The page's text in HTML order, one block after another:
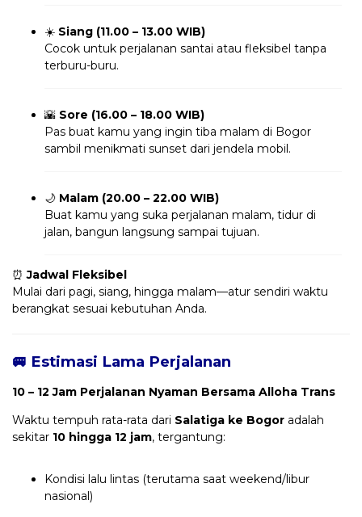
☀️ Siang (11.00 – 13.00 WIB)
Cocok untuk perjalanan santai atau fleksibel tanpa
terburu-buru.
🌇 Sore (16.00 – 18.00 WIB)
Pas buat kamu yang ingin tiba malam di Bogor
sambil menikmati sunset dari jendela mobil.
🌙 Malam (20.00 – 22.00 WIB)
Buat kamu yang suka perjalanan malam, tidur di
jalan, bangun langsung sampai tujuan.
⏰Jadwal Fleksibel
Mulai dari pagi, siang, hingga malam—atur sendiri waktu
berangkat sesuai kebutuhan Anda.
🚐 Estimasi Lama Perjalanan
10 – 12 Jam Perjalanan Nyaman Bersama Alloha Trans
Waktu tempuh rata-rata dari Salatiga ke Bogor adalah
sekitar 10 hingga 12 jam, tergantung:
Kondisi lalu lintas (terutama saat weekend/libur
nasional)